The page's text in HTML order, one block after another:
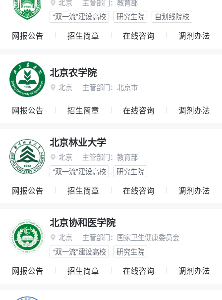
 北京 主管部门： 教育部
“双一流”建设高校
研究生院 自划线院校
网报公告 招生简章 在线咨询 调剂办法
北京农学院
 北京 主管部门： 北京市
网报公告 招生简章 在线咨询 调剂办法
北京林业大学
 北京 主管部门： 教育部
“双一流”建设高校
研究生院
网报公告 招生简章 在线咨询 调剂办法
北京协和医学院
 北京 主管部门： 国家卫生健康委员会
“双一流”建设高校
研究生院
网报公告 招生简章 在线咨询 调剂办法